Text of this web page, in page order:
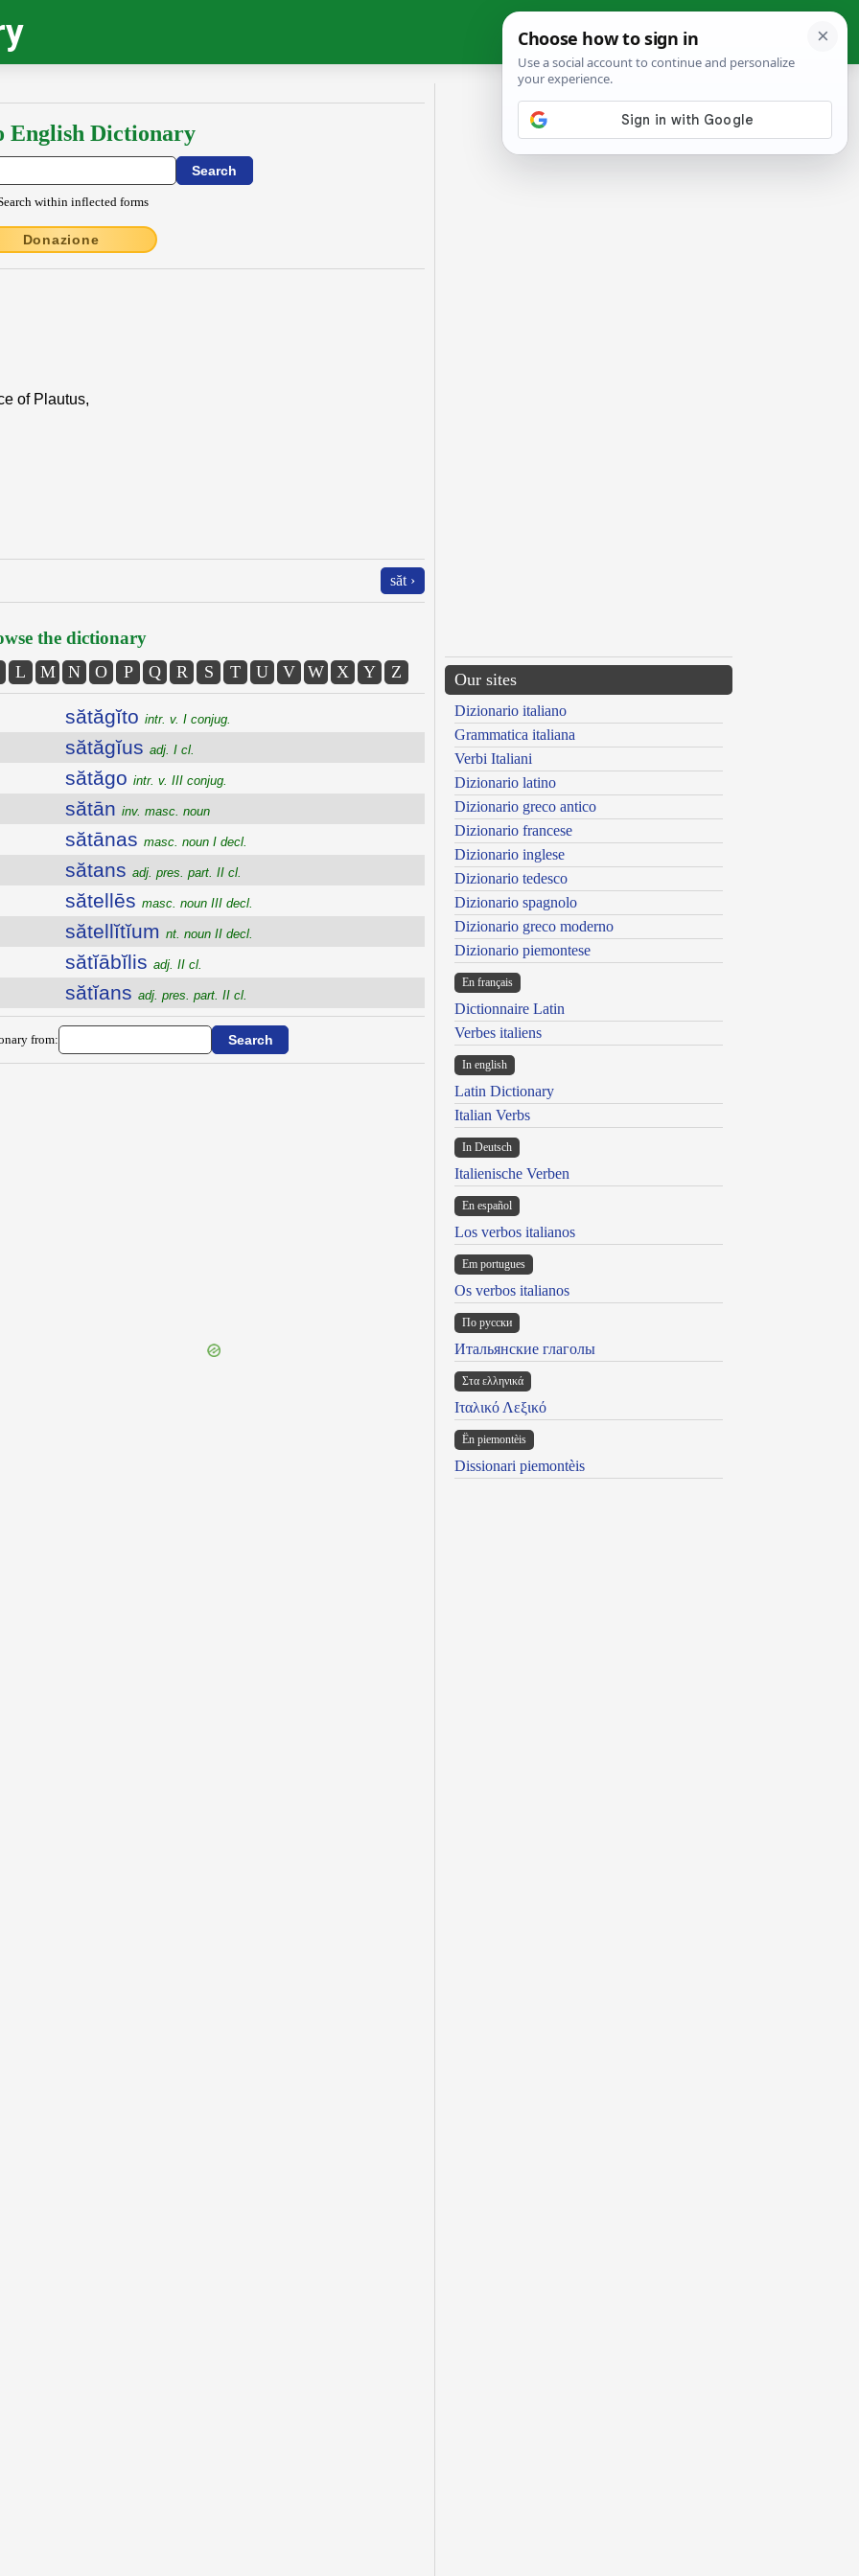
English Dictionary
within inflected forms
Donazione
of Plautus,
săt ›
the dictionary
L M N O P Q R S T U V W X Y Z
sătăgĭto intr. v. I conjug.
sătăgĭus adj. I cl.
sătăgo intr. v. III conjug.
sătān inv. masc. noun
sătānas masc. noun I decl.
sătans adj. pres. part. II cl.
sătellēs masc. noun III decl.
sătellĭtĭum nt. noun II decl.
sătĭābĭlis adj. II cl.
sătĭans adj. pres. part. II cl.
from:
Our sites
Dizionario italiano
Grammatica italiana
Verbi Italiani
Dizionario latino
Dizionario greco antico
Dizionario francese
Dizionario inglese
Dizionario tedesco
Dizionario spagnolo
Dizionario greco moderno
Dizionario piemontese
En français
Dictionnaire Latin
Verbes italiens
In english
Latin Dictionary
Italian Verbs
In Deutsch
Italienische Verben
En español
Los verbos italianos
Em portugues
Os verbos italianos
По русски
Итальянские глаголы
Στα ελληνικά
Ιταλικό Λεξικό
Ën piemontèis
Dissionari piemontèis